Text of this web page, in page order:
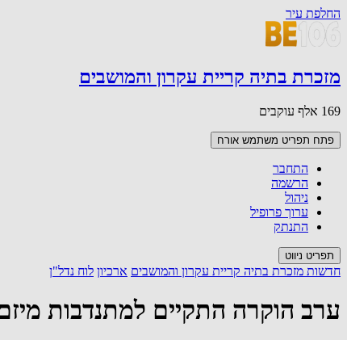
החלפת עיר
מזכרת בתיה קריית עקרון והמושבים
169 אלף עוקבים
פתח תפריט משתמש אורח
התחבר
הרשמה
ניהול
ערוך פרופיל
התנתק
תפריט ניווט
חדשות מזכרת בתיה קריית עקרון והמושבים ארכיון לוח נדל"ן
ערב הוקרה התקיים למתנדבות